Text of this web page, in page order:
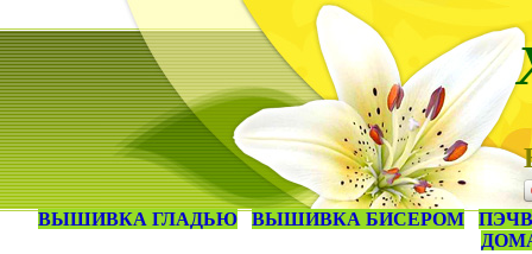
ВЫШИВКА ГЛАДЬЮ ВЫШИВКА БИСЕРОМ